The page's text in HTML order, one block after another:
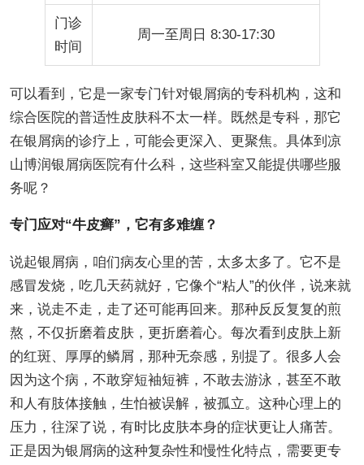
门诊
时间
周一至周日 8:30-17:30
可以看到，它是一家专门针对银屑病的专科机构，这和
综合医院的普适性皮肤科不太一样。既然是专科，那它
在银屑病的诊疗上，可能会更深入、更聚焦。具体到凉
山博润银屑病医院有什么科，这些科室又能提供哪些服
务呢？
专门应对“牛皮癣”，它有多难缠？
说起银屑病，咱们病友心里的苦，太多太多了。它不是
感冒发烧，吃几天药就好，它像个“粘人”的伙伴，说来就
来，说走不走，走了还可能再回来。那种反反复复的煎
熬，不仅折磨着皮肤，更折磨着心。每次看到皮肤上新
的红斑、厚厚的鳞屑，那种无奈感，别提了。很多人会
因为这个病，不敢穿短袖短裤，不敢去游泳，甚至不敢
和人有肢体接触，生怕被误解，被孤立。这种心理上的
压力，往深了说，有时比皮肤本身的症状更让人痛苦。
正是因为银屑病的这种复杂性和慢性化特点，需要更专